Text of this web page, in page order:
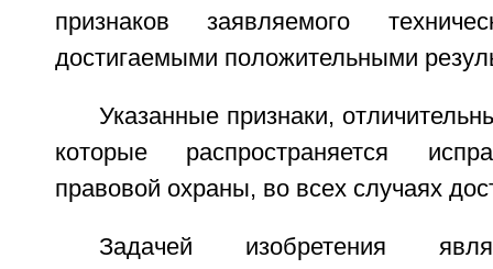
признаков заявляемого
достигаемыми положительными
Указанные признаки,
которые распространяется
правовой охраны, во всех случаях
Задачей изобретения